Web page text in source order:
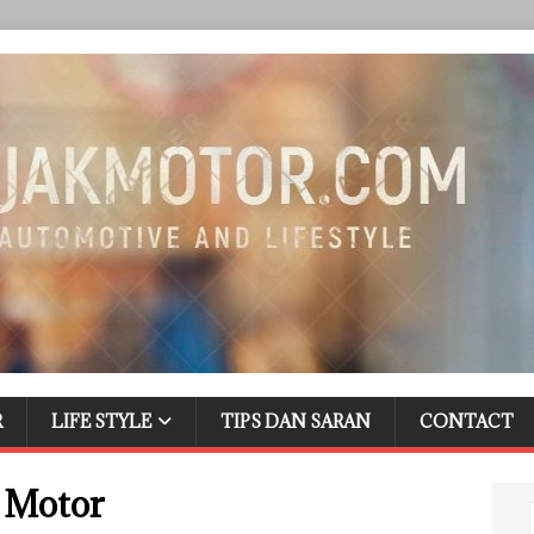
LIFE STYLE TIPS DAN SARAN CONTACT
Motor